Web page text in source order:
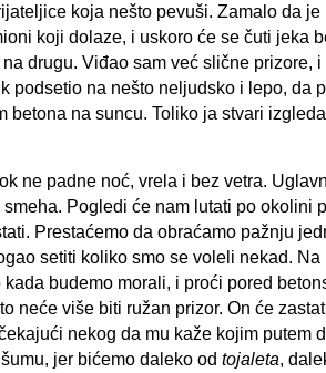
koja nešto pevuši. Zamalo da je
koji dolaze, i uskoro će se čuti jeka
drugu. Viđao sam već slične prizore,
podsetio na nešto neljudsko i lepo, da
betona na suncu. Toliko ja stvari
ne padne noć, vrela i bez vetra.
Pogledi će nam lutati po okolini
Prestaćemo da obraćamo pažnju
setiti koliko smo se voleli nekad.
kada budemo morali, i proći pored
neće više biti ružan prizor. On će
nekog da mu kaže kojim putem
jer bićemo daleko od tojaleta,